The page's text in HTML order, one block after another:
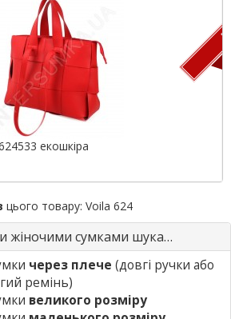
екошкіра
цього товару: Voila 624
сумками шукають
через плече (довгі ручки або
ремінь)
великого розміру